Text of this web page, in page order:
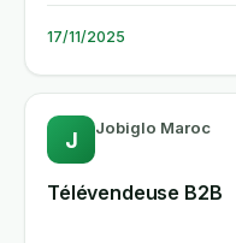
17/11/2025
J Jobiglo Maroc
Télévendeuse B2B